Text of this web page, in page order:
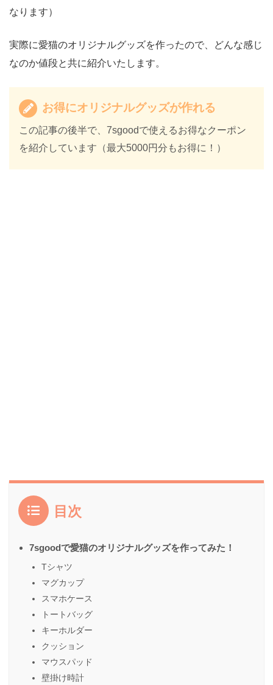
なります）
実際に愛猫のオリジナルグッズを作ったので、どんな感じ
なのか値段と共に紹介いたします。
お得にオリジナルグッズが作れる
この記事の後半で、7sgoodで使えるお得なクーポン
を紹介しています（最大5000円分もお得に！）
目次
7sgoodで愛猫のオリジナルグッズを作ってみた！
Tシャツ
マグカップ
スマホケース
トートバッグ
キーホルダー
クッション
マウスパッド
壁掛け時計